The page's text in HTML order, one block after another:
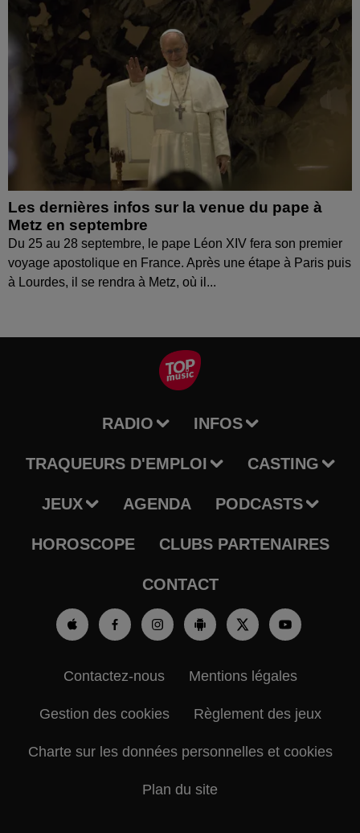
Les dernières infos sur la venue du pape à
Metz en septembre
Du 25 au 28 septembre, le pape Léon XIV fera son premier
voyage apostolique en France. Après une étape à Paris puis
à Lourdes, il se rendra à Metz, où il...
RADIO INFOS
TRAQUEURS D'EMPLOI CASTING
JEUX AGENDA PODCASTS
HOROSCOPE CLUBS PARTENAIRES
CONTACT
Contactez-nous Mentions légales
Gestion des cookies Règlement des jeux
Charte sur les données personnelles et cookies
Plan du site